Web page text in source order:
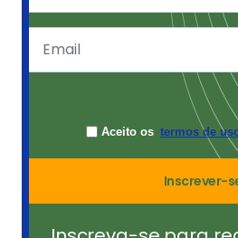
Aceito os termos de
Inscrever-